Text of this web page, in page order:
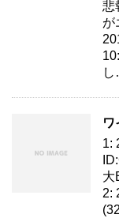
悲
が
ワ
1:
大
2: